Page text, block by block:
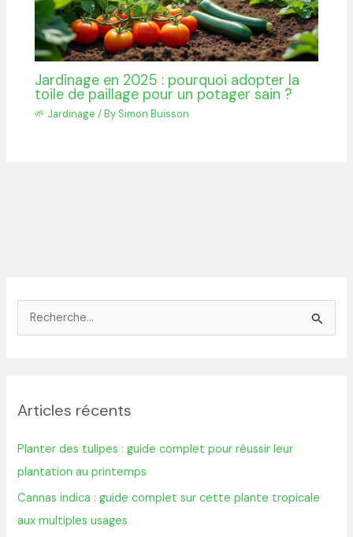
Jardinage en 2025 : pourquoi adopter la
toile de paillage pour un potager sain ?
🌱 Jardinage / By Simon Buisson
e
c
h
e
r
Articles récents
Planter des tulipes : guide complet pour réussir leur
plantation au printemps
Cannas indica : guide complet sur cette plante tropicale
aux multiples usages